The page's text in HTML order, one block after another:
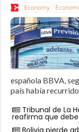
Economy
española BBVA,
país había
Tribunal de La
reafirma que debe